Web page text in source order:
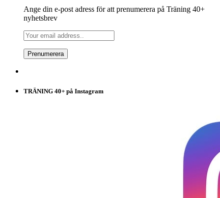
Ange din e-post adress för att prenumerera på Träning 40+
nyhetsbrev
TRÄNING 40+ på Instagram